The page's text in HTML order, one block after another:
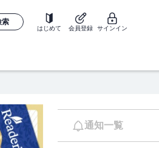
索
はじめて 会員登録 サインイン
通知一覧